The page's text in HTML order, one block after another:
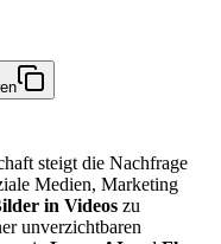
steigt die Nachfrage
Medien, Marketing
in Videos zu
unverzichtbaren